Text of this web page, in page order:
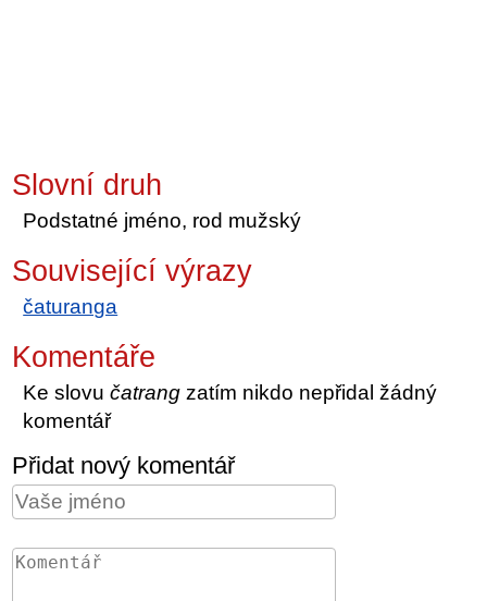
Slovní druh
Podstatné jméno, rod mužský
Související výrazy
čaturanga
Komentáře
Ke slovučatrang zatím nikdo nepřidal žádný
komentář
Přidat nový komentář